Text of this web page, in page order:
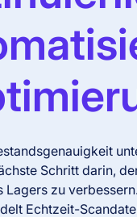
Schritt darin,
Lagers zu
Echtzeit-